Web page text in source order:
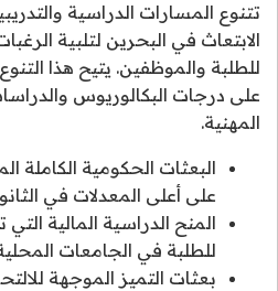
تتنوع المسارات الدراسية
الابتعاث في البحرين لتلبية
للطلبة والموظفين. يتيح هذا
على درجات البكالوريوس
المهنية.
البعثات الحكومية
على أعلى المعدلات في
المنح الدراسية المالية
للطلبة في الجامعات
بعثات التميز الموجهة